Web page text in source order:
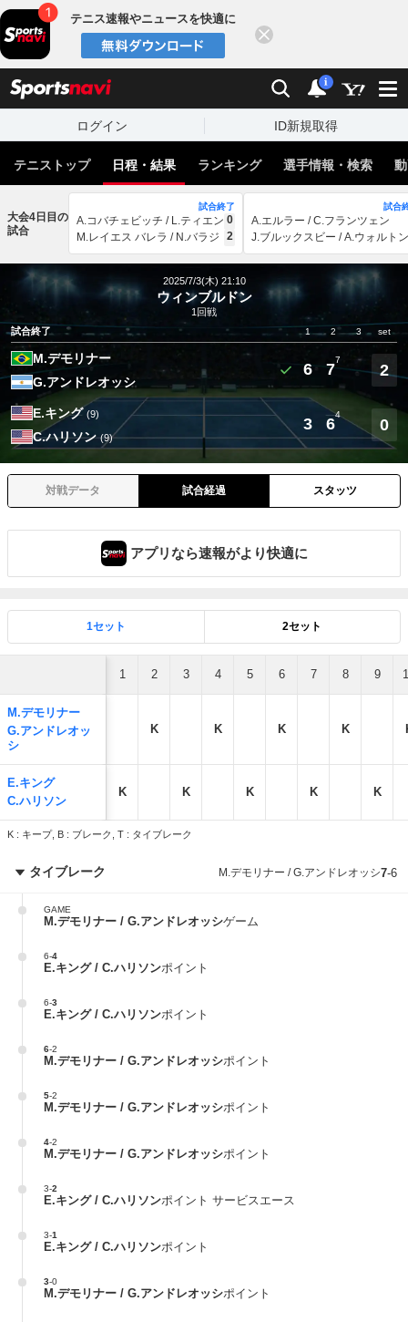
テニス速報やニュースを快適に
検索 通知
i
ログイン ID新規取得
テニストップ 日程・結果 ランキング 選手情報・検索
大会4日目の
試合
試合終了
A.コバチェビッチ / L.ティエン 0
M.レイエス バレラ / N.バラジ
2
試合
A.エルラー / C.フランツェン
J.ブルックスビー / A.ウォルトン
2025/7/3(木) 21:10
ウィンブルドン
1回戦
試合終了
1 2 3 set
M.デモリナー
G.アンドレオッシ
6 7
7
2
E.キング (9)
C.ハリソン (9)
3 6
4
0
対戦データ 試合経過 スタッツ
アプリなら速報がより快適に
1セット 2セット
1 2 3 4 5 6 7 8 9
M.デモリナー
G.アンドレオッ
シ
K K K K
E.キング
C.ハリソン
K K K K K
K : キープ, B : ブレーク, T : タイブレーク
タイブレーク M.デモリナー / G.アンドレオッシ7-6
GAME
M.デモリナー / G.アンドレオッシゲーム
6-4
E.キング / C.ハリソンポイント
6-3
E.キング / C.ハリソンポイント
6-2
M.デモリナー / G.アンドレオッシポイント
5-2
M.デモリナー / G.アンドレオッシポイント
4-2
M.デモリナー / G.アンドレオッシポイント
3-2
E.キング / C.ハリソンポイント サービスエース
3-1
E.キング / C.ハリソンポイント
3-0
M.デモリナー / G.アンドレオッシポイント